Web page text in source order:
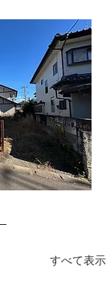
すべて表示